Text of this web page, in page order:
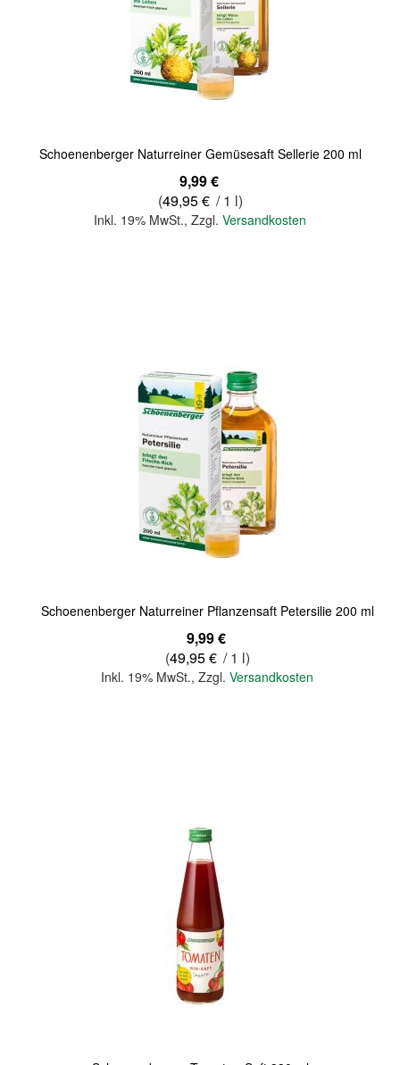
Schoenenberger Naturreiner Gemüsesaft Sellerie 200 ml
9,99 €
(49,95 € / 1 l)
Inkl. 19% MwSt., Zzgl. Versandkosten
Schoenenberger Naturreiner Pflanzensaft Petersilie 200 ml
9,99 €
(49,95 € / 1 l)
Inkl. 19% MwSt.,Zzgl.Versandkosten